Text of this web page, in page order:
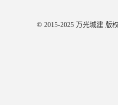
© 2015-2025 万光城建